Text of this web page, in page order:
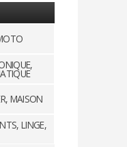
MAISON
LINGE,